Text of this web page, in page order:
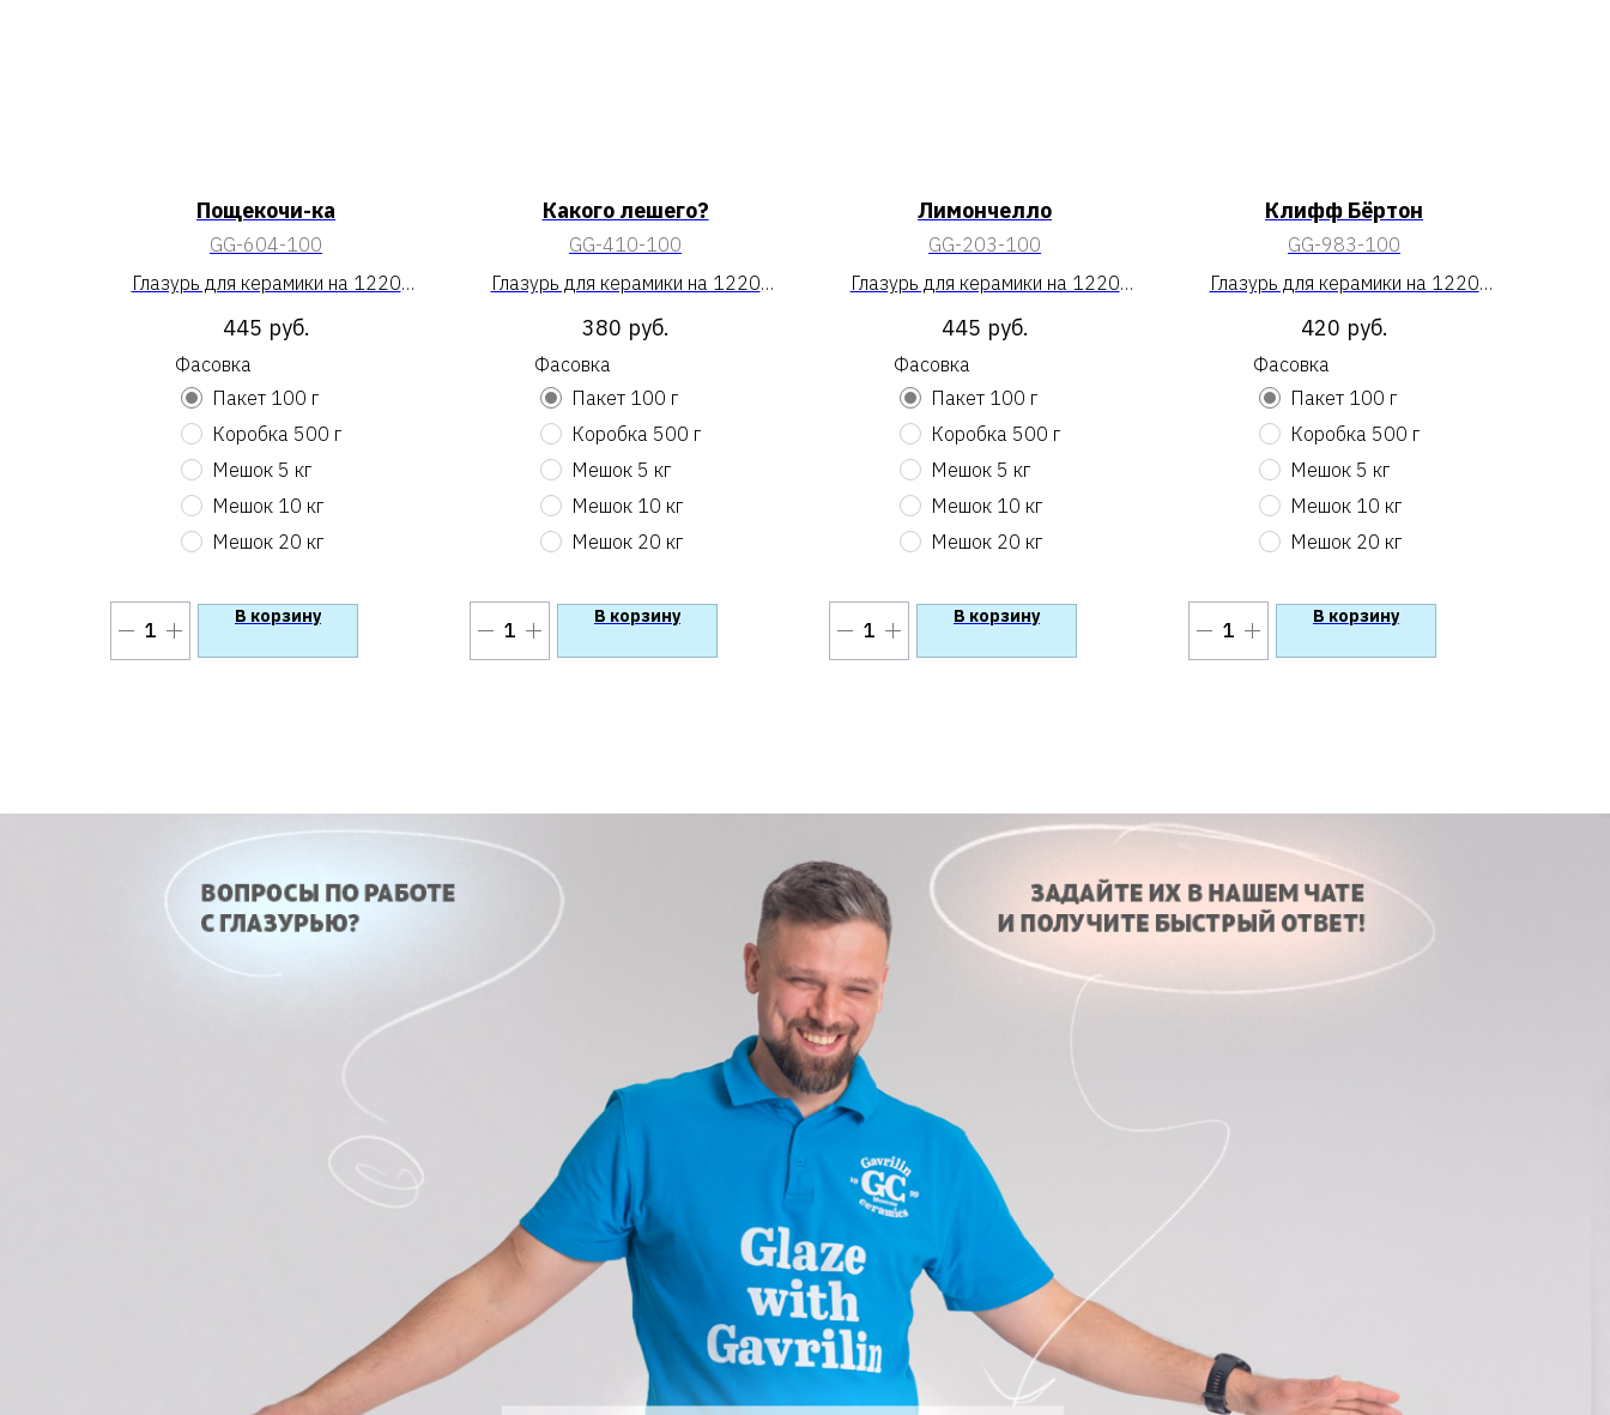
Пощекочи-ка
GG-604-100
Глазурь для керамики на 1220
«Пощекочи-ка»
445 руб.
Фасовка
Пакет 100 г
Коробка 500 г
Мешок 5 кг
Мешок 10 кг
Мешок 20 кг
В корзину
Какого лешего?
GG-410-100
Глазурь для керамики на 1220
«Какого лешего?»
380 руб.
Фасовка
Пакет 100 г
Коробка 500 г
Мешок 5 кг
Мешок 10 кг
Мешок 20 кг
В корзину
Лимончелло
GG-203-100
Глазурь для керамики на 1220
«Лимончелло»
445 руб.
Фасовка
Пакет 100 г
Коробка 500 г
Мешок 5 кг
Мешок 10 кг
Мешок 20 кг
В корзину
Клифф Бёртон
GG-983-100
Глазурь для керамики на 1220
«Клифф Бёртон»
420 руб.
Фасовка
Пакет 100 г
Коробка 500 г
Мешок 5 кг
Мешок 10 кг
Мешок 20 кг
В корзину